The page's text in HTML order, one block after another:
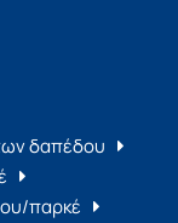
δαπέδου
παρκέ